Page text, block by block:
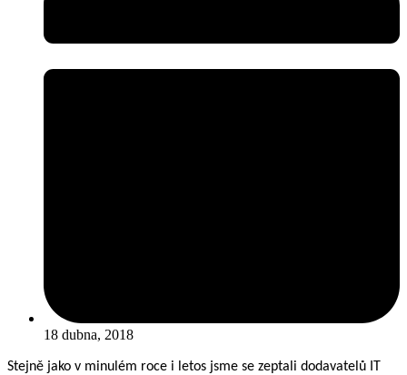
18 dubna, 2018
Stejně jako v minulém roce i letos jsme se zeptali dodavatelů IT